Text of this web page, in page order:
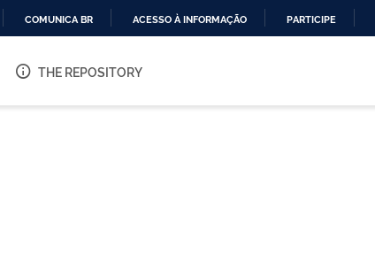
O
COMUNICA BR ACESSO À INFORMAÇÃO PARTICIPE
THE REPOSITORY